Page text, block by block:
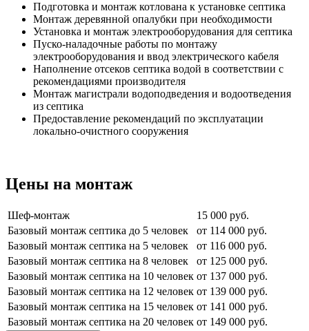
Подготовка и монтаж котлована к установке септика
Монтаж деревянной опалубки при необходимости
Установка и монтаж электрооборудования для септика
Пуско-наладочные работы по монтажу
электрооборудования и ввод электрического кабеля
Наполнение отсеков септика водой в соответствии с
рекомендациями производителя
Монтаж магистрали водоподведения и водоотведения
из септика
Предоставление рекомендаций по эксплуатации
локально-очистного сооружения
Цены на монтаж
Шеф-монтаж
15 000 руб.
Базовый монтаж септика до 5 человек
от 114 000 руб.
Базовый монтаж септика на 5 человек
от 116 000 руб.
Базовый монтаж септика на 8 человек
от 125 000 руб.
Базовый монтаж септика на 10 человек от 137 000 руб.
Базовый монтаж септика на 12 человек от 139 000 руб.
Базовый монтаж септика на 15 человек от 141 000 руб.
Базовый монтаж септика на 20 человек от 149 000 руб.